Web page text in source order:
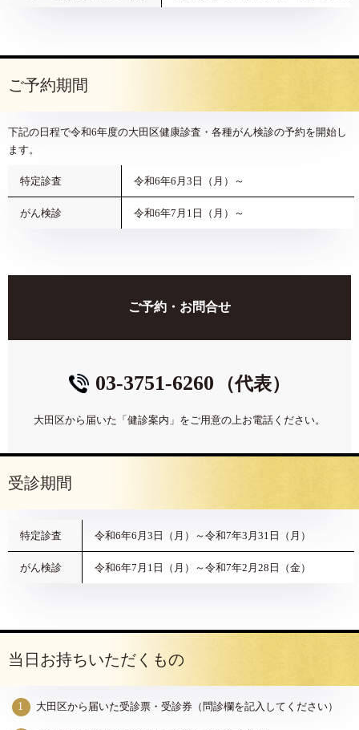
ご予約期間
下記の日程で令和6年度の大田区健康診査・各種がん検診の予約を開始し
ます。
特定診査 令和6年6月3日（月）～
がん検診 令和6年7月1日（月）～
ご予約・お問合せ
03-3751-6260 （代表）
大田区から届いた「健診案内」をご用意の上お電話ください。
受診期間
特定診査 令和6年6月3日（月）～令和7年3月31日（月）
がん検診 令和6年7月1日（月）～令和7年2月28日（金）
当日お持ちいただくもの
大田区から届いた受診票・受診券（問診欄を記入してください）